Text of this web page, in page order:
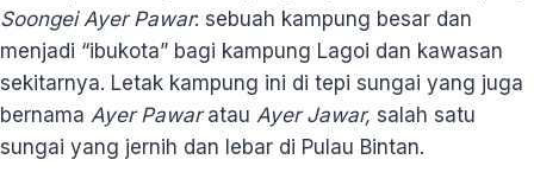
Soongei Ayer Pawar: sebuah kampung besar dan
menjadi “ibukota” bagi kampung Lagoi dan kawasan
sekitarnya. Letak kampung ini di tepi sungai yang juga
bernama Ayer Pawaratau Ayer Jawar, salah satu
sungai yang jernih dan lebar di Pulau Bintan.